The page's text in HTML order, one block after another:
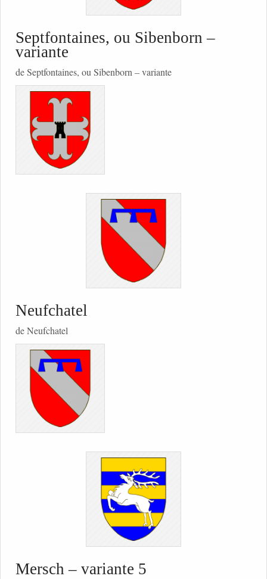
Septfontaines, ou Sibenborn –
variante
de Septfontaines, ou Sibenborn – variante
Neufchatel
de Neufchatel
Mersch – variante 5